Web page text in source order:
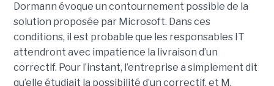
Dormann évoque un contournement possible de la
solution proposée par Microsoft. Dans ces
conditions, il est probable que les responsables IT
attendront avec impatience la livraison d’un
correctif. Pour l’instant, l’entreprise a simplement dit
qu’elle étudiait la possibilité d’un correctif, et M.